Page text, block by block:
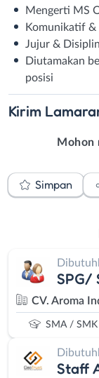
Mengerti MS
Komunikatif
Jujur & Disiplin
Diutamakan
posisi
Kirim
Mohon
Simpan
SPG/
CV. Aroma
SMA / SMK
Staff